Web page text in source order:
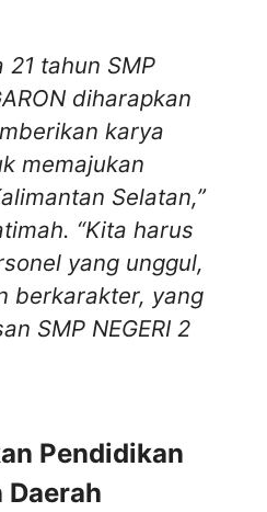
21 tahun SMP
diharapkan
karya
memajukan
Selatan,”
“Kita harus
yang unggul,
berkarakter, yang
SMP NEGERI 2
Pendidikan
Daerah